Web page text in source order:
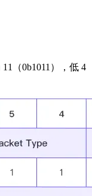
（0b1011），低 4